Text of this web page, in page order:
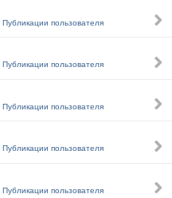
Публикации пользователя
Публикации пользователя
Публикации пользователя
Публикации пользователя
Публикации пользователя